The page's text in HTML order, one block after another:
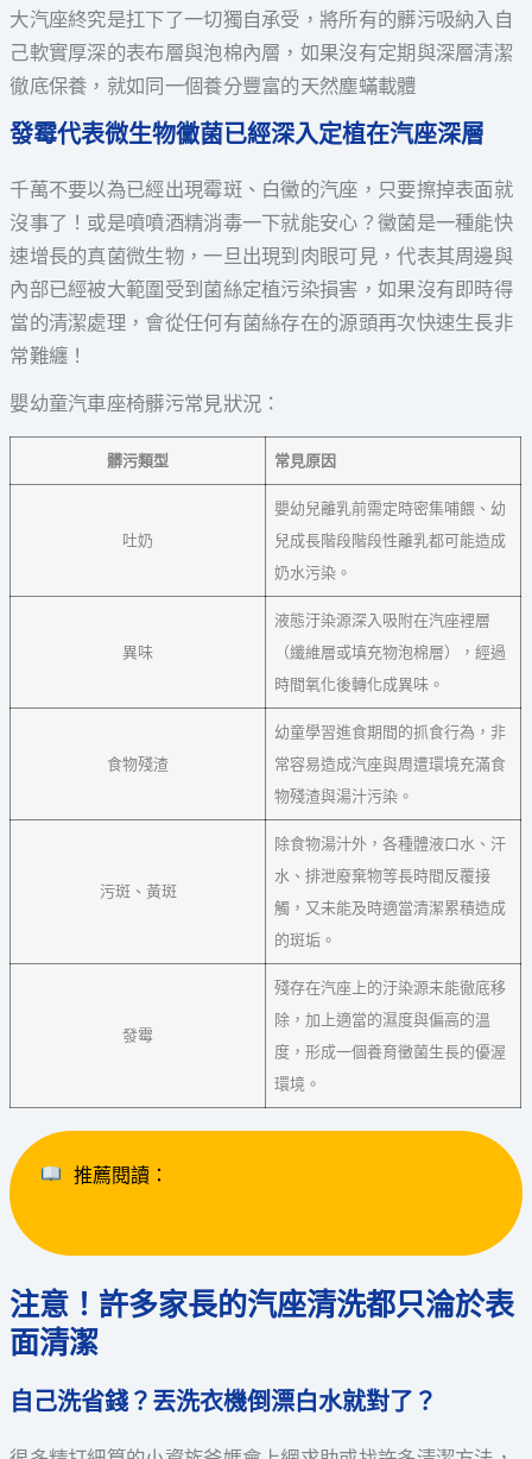
大汽座終究是扛下了一切獨自承受，將所有的髒污吸納入自
己軟實厚深的表布層與泡棉內層，如果沒有定期與深層清潔
徹底保養，就如同一個養分豐富的天然塵蟎載體
發霉代表微生物黴菌已經深入定植在汽座深層
千萬不要以為已經出現霉斑、白黴的汽座，只要擦掉表面就
沒事了！或是噴噴酒精消毒一下就能安心？黴菌是一種能快
速增長的真菌微生物，一旦出現到肉眼可見，代表其周邊與
內部已經被大範圍受到菌絲定植污染損害，如果沒有即時得
當的清潔處理，會從任何有菌絲存在的源頭再次快速生長非
常難纏！
嬰幼童汽車座椅髒污常見狀況：
髒污類型 常見原因
吐奶
嬰幼兒離乳前需定時密集哺餵、幼
兒成長階段階段性離乳都可能造成
奶水污染。
異味
液態汙染源深入吸附在汽座裡層
（纖維層或填充物泡棉層），經過
時間氧化後轉化成異味。
食物殘渣
幼童學習進食期間的抓食行為，非
常容易造成汽座與周遭環境充滿食
物殘渣與湯汁污染。
污斑、黃斑
除食物湯汁外，各種體液口水、汗
水、排泄廢棄物等長時間反覆接
觸，又未能及時適當清潔累積造成
的斑垢。
發霉
殘存在汽座上的汙染源未能徹底移
除，加上適當的濕度與偏高的溫
度，形成一個養育黴菌生長的優渥
環境。
推薦閱讀：
注意！許多家長的汽座清洗都只淪於表
面清潔
自己洗省錢？丟洗衣機倒漂白水就對了？